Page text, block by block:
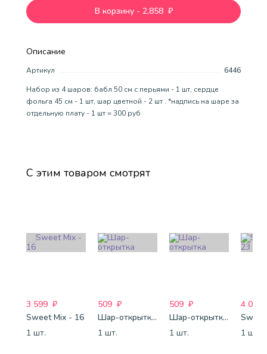
Описание
Артикул
6446
Набор из 4 шаров: бабл 50 см с перьями - 1 шт, сердце
фольга 45 см - 1 шт, шар цветной - 2 шт . *надпись на шаре за
отдельную плату - 1 шт = 300 руб
В корзину - 2,858 ₽
С этим товаром смотрят
3 599 ₽
Sweet Mix - 16
1 шт.
509 ₽
Шар-открытка "Звезда" (45 см) - 1
1 шт.
509 ₽
Шар-открытка "Сердце" (45 см) - 2
1 шт.
4 088
1 шт.